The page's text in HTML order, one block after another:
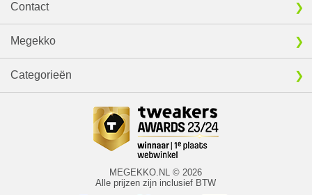
Contact
Megekko
Categorieën
MEGEKKO.NL © 2026
Alle prijzen zijn inclusief BTW